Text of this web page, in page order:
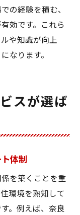
の経験を積む、
効です。これら
や知識が向上
なります。
スが選ば
体制
を築くことを重
環境を熟知して
。例えば、奈良